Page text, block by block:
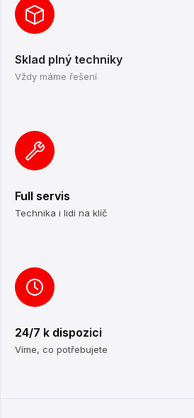
Sklad plný techniky
Vždy máme řešení
Full servis
Technika i lidi na klíč
24/7 k dispozici
Víme, co potřebujete